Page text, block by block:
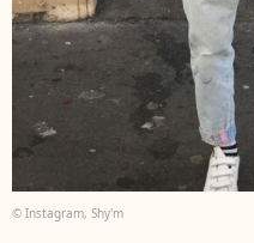
© Instagram, Shy'm